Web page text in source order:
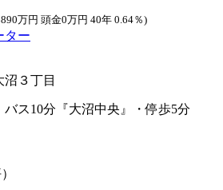
万円 頭金0万円 40年 0.64％)
ター
３丁目
ス10分『大沼中央』・停歩5分